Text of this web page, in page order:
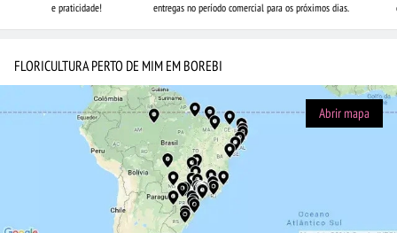
e praticidade!
entregas no período comercial para os próximos dias.
FLORICULTURA PERTO DE MIM EM BOREBI
Abrir mapa